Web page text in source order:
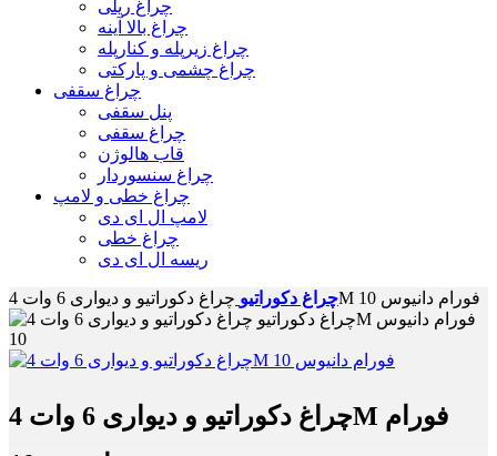
چراغ ریلی
چراغ بالا آینه
چراغ زیرپله و کنارپله
چراغ چشمی و پارکتی
چراغ سقفی
پنل سقفی
چراغ سقفی
قاب هالوژن
چراغ سنسوردار
چراغ خطی و لامپ
لامپ ال ای دی
چراغ خطی
ریسه ال ای دی
چراغ دکوراتیو چراغ دکوراتیو و دیواری 6 وات 4M فورام دانیوس 10
چراغ دکوراتیو و دیواری 6 وات 4M فورام